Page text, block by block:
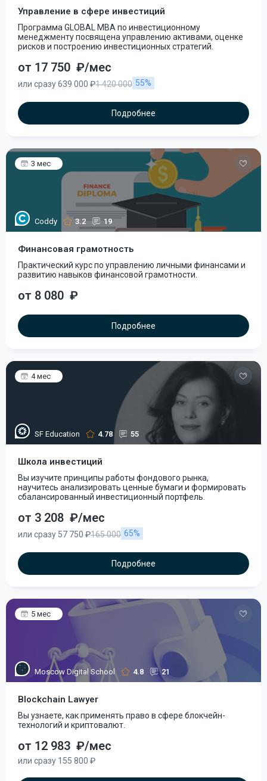
Управление в сфере инвестиций
Программа GLOBAL MBA по инвестиционному
менеджменту посвящена управлению активами, оценке
рисков и построению инвестиционных стратегий.
от 17 750 ₽/мес
или сразу 639 000 ₽1 420 000 55%
Подробнее
3 мес
Coddy 3.2 19
Финансовая грамотность
Практический курс по управлению личными финансами и
развитию навыков финансовой грамотности.
от 8 080 ₽
Подробнее
4 мес
SF Education 4.78 55
Школа инвестиций
Вы изучите принципы работы фондового рынка,
научитесь анализировать ценные бумаги и формировать
сбалансированный инвестиционный портфель.
от 3 208 ₽/мес
или сразу 57 750 ₽165 000 65%
Подробнее
5 мес
Moscow Digital School 4.8 21
Blockchain Lawyer
Вы узнаете, как применять право в сфере блокчейн-
технологий и криптовалют.
от 12 983 ₽/мес
или сразу 155 800 ₽